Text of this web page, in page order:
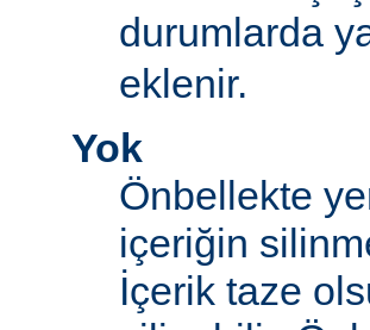
durumlarda
eklenir.
Yok
Önbellekte
içeriğin
İçerik taze